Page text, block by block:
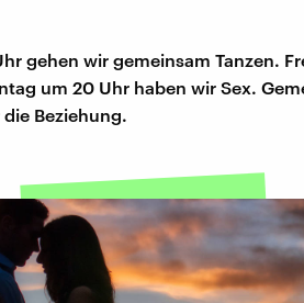
gehen wir gemeinsam Tanzen.
um 20 Uhr haben wir Sex.
Beziehung.